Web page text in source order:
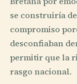
se construiría
compromiso
desconfiaban
permitir que la
rasgo nacional.